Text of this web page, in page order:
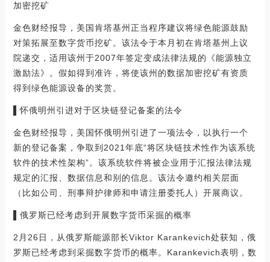
加密挖矿
金色财经报导，美国肯塔基州正当程序建议将绿色能源鼓励
对策拓展至数字货币挖矿。该法令于本月初在肯塔基州上议
院递交，适用该州于2007年签定变成法律法规的《能源独立
激励法》。假如得到准许，将使该州的数据加密挖矿有资质
得到绿色能源设备的奖赏。
▌怀俄明州引进对于区块链登记备案的法令
金色财经报导，美国怀俄明州引进了一项法令，以执行一个
新的登记备案，争取到2021年底“将区块链技术性作为该系统
软件的技术性架构”。该系统软件将被企业用于汇报法律法规
规定的汇报、数据信息和别的信息。该法令邀约相关层面
（比如公司、刑事辩护律师和申请注册委托人）开展商议。
▌俄罗斯已经考虑到开展数字货币采掘的概率
2月26日，从俄罗斯能源部长Viktor Karankevich处获知，俄
罗斯已经考虑到采掘数字货币的概率。Karankevich表明，数